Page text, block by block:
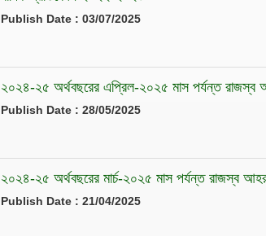
Publish Date : 03/07/2025
২০২৪-২৫ অর্থবছরের এপ্রিল-২০২৫ মাস পর্যন্ত রাজস্ব
Publish Date : 28/05/2025
২০২৪-২৫ অর্থবছরের মার্চ-২০২৫ মাস পর্যন্ত রাজস্ব
Publish Date : 21/04/2025